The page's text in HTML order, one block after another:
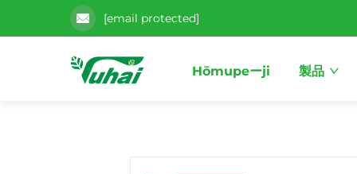
[email protected]
Hōmupeーji 製品